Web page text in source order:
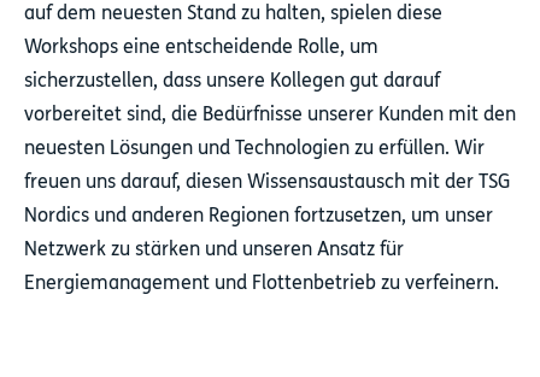
auf dem neuesten Stand zu halten, spielen diese
Workshops eine entscheidende Rolle, um
sicherzustellen, dass unsere Kollegen gut darauf
vorbereitet sind, die Bedürfnisse unserer Kunden mit den
neuesten Lösungen und Technologien zu erfüllen. Wir
freuen uns darauf, diesen Wissensaustausch mit der TSG
Nordics und anderen Regionen fortzusetzen, um unser
Netzwerk zu stärken und unseren Ansatz für
Energiemanagement und Flottenbetrieb zu verfeinern.